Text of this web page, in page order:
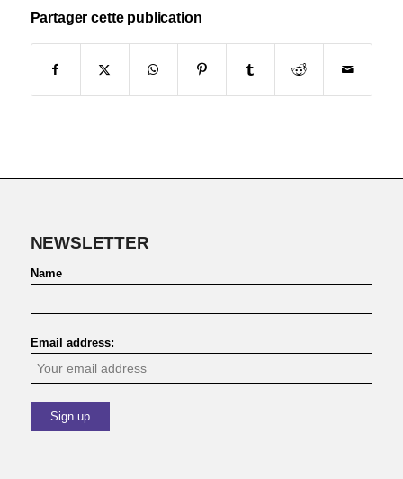
Partager cette publication
NEWSLETTER
Name
Email address: